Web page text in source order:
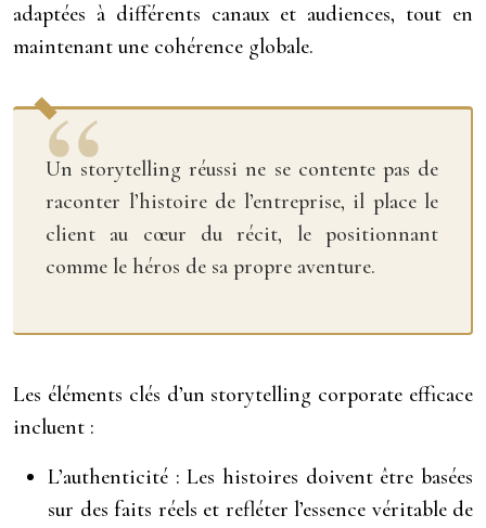
adaptées à différents canaux et audiences, tout en
maintenant une cohérence globale.
Un storytelling réussi ne se contente pas de
raconter l’histoire de l’entreprise, il place le
client au cœur du récit, le positionnant
comme le héros de sa propre aventure.
Les éléments clés d’un storytelling corporate efficace
incluent :
L’authenticité : Les histoires doivent être basées
sur des faits réels et refléter l’essence véritable de